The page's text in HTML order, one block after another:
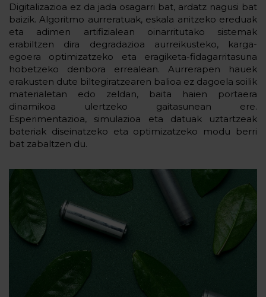
Digitalizazioa ez da jada osagarri bat, ardatz nagusi bat
baizik. Algoritmo aurreratuak, eskala anitzeko ereduak
eta adimen artifizialean oinarritutako sistemak
erabiltzen dira degradazioa aurreikusteko, karga-
egoera optimizatzeko eta eragiketa-fidagarritasuna
hobetzeko denbora errealean. Aurrerapen hauek
erakusten dute biltegiratzearen balioa ez dagoela soilik
materialetan edo zeldan, baita haien portaera
dinamikoa ulertzeko gaitasunean ere.
Esperimentazioa, simulazioa eta datuak uztartzeak
bateriak diseinatzeko eta optimizatzeko modu berri
bat zabaltzen du.